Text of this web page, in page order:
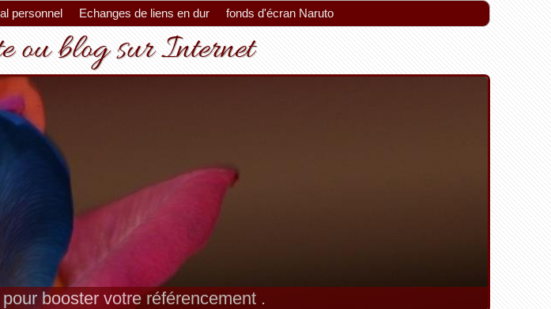
personnel Echanges de liens en dur fonds d'écran Naruto
ou blog sur Internet
booster votre référencement .